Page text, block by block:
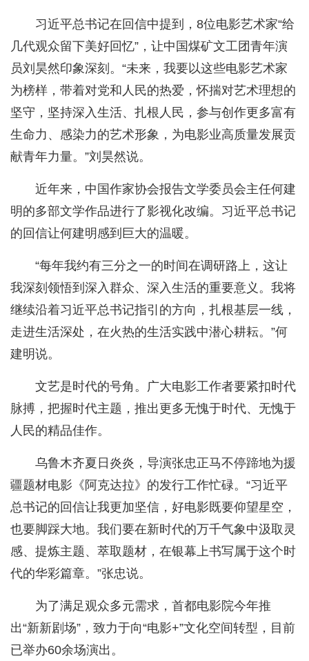
习近平总书记在回信中提到，8位电影艺术家“给
几代观众留下美好回忆”，让中国煤矿文工团青年演
员刘昊然印象深刻。“未来，我要以这些电影艺术家
为榜样，带着对党和人民的热爱，怀揣对艺术理想的
坚守，坚持深入生活、扎根人民，参与创作更多富有
生命力、感染力的艺术形象，为电影业高质量发展贡
献青年力量。”刘昊然说。
近年来，中国作家协会报告文学委员会主任何建
明的多部文学作品进行了影视化改编。习近平总书记
的回信让何建明感到巨大的温暖。
“每年我约有三分之一的时间在调研路上，这让
我深刻领悟到深入群众、深入生活的重要意义。我将
继续沿着习近平总书记指引的方向，扎根基层一线，
走进生活深处，在火热的生活实践中潜心耕耘。”何
建明说。
文艺是时代的号角。广大电影工作者要紧扣时代
脉搏，把握时代主题，推出更多无愧于时代、无愧于
人民的精品佳作。
乌鲁木齐夏日炎炎，导演张忠正马不停蹄地为援
疆题材电影《阿克达拉》的发行工作忙碌。“习近平
总书记的回信让我更加坚信，好电影既要仰望星空，
也要脚踩大地。我们要在新时代的万千气象中汲取灵
感、提炼主题、萃取题材，在银幕上书写属于这个时
代的华彩篇章。”张忠说。
为了满足观众多元需求，首都电影院今年推
出“新新剧场”，致力于向“电影+”文化空间转型，目前
已举办60余场演出。